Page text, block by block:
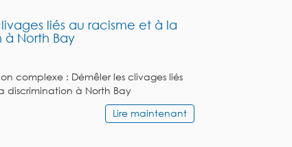
liés au racisme et à la
North Bay
complexe : Démêler les clivages liés
discrimination à North Bay
Lire maintenant